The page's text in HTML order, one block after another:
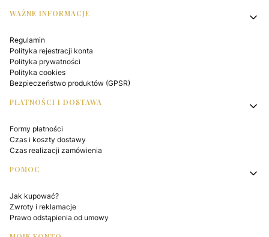
WAŻNE INFORMACJE
Regulamin
Polityka rejestracji konta
Polityka prywatności
Polityka cookies
Bezpieczeństwo produktów (GPSR)
PŁATNOŚCI I DOSTAWA
Formy płatności
Czas i koszty dostawy
Czas realizacji zamówienia
POMOC
Jak kupować?
Zwroty i reklamacje
Prawo odstąpienia od umowy